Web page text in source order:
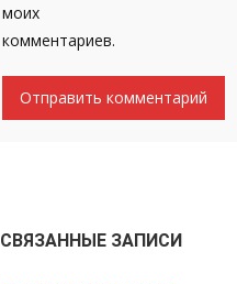
моих
комментариев.
СВЯЗАННЫЕ ЗАПИСИ